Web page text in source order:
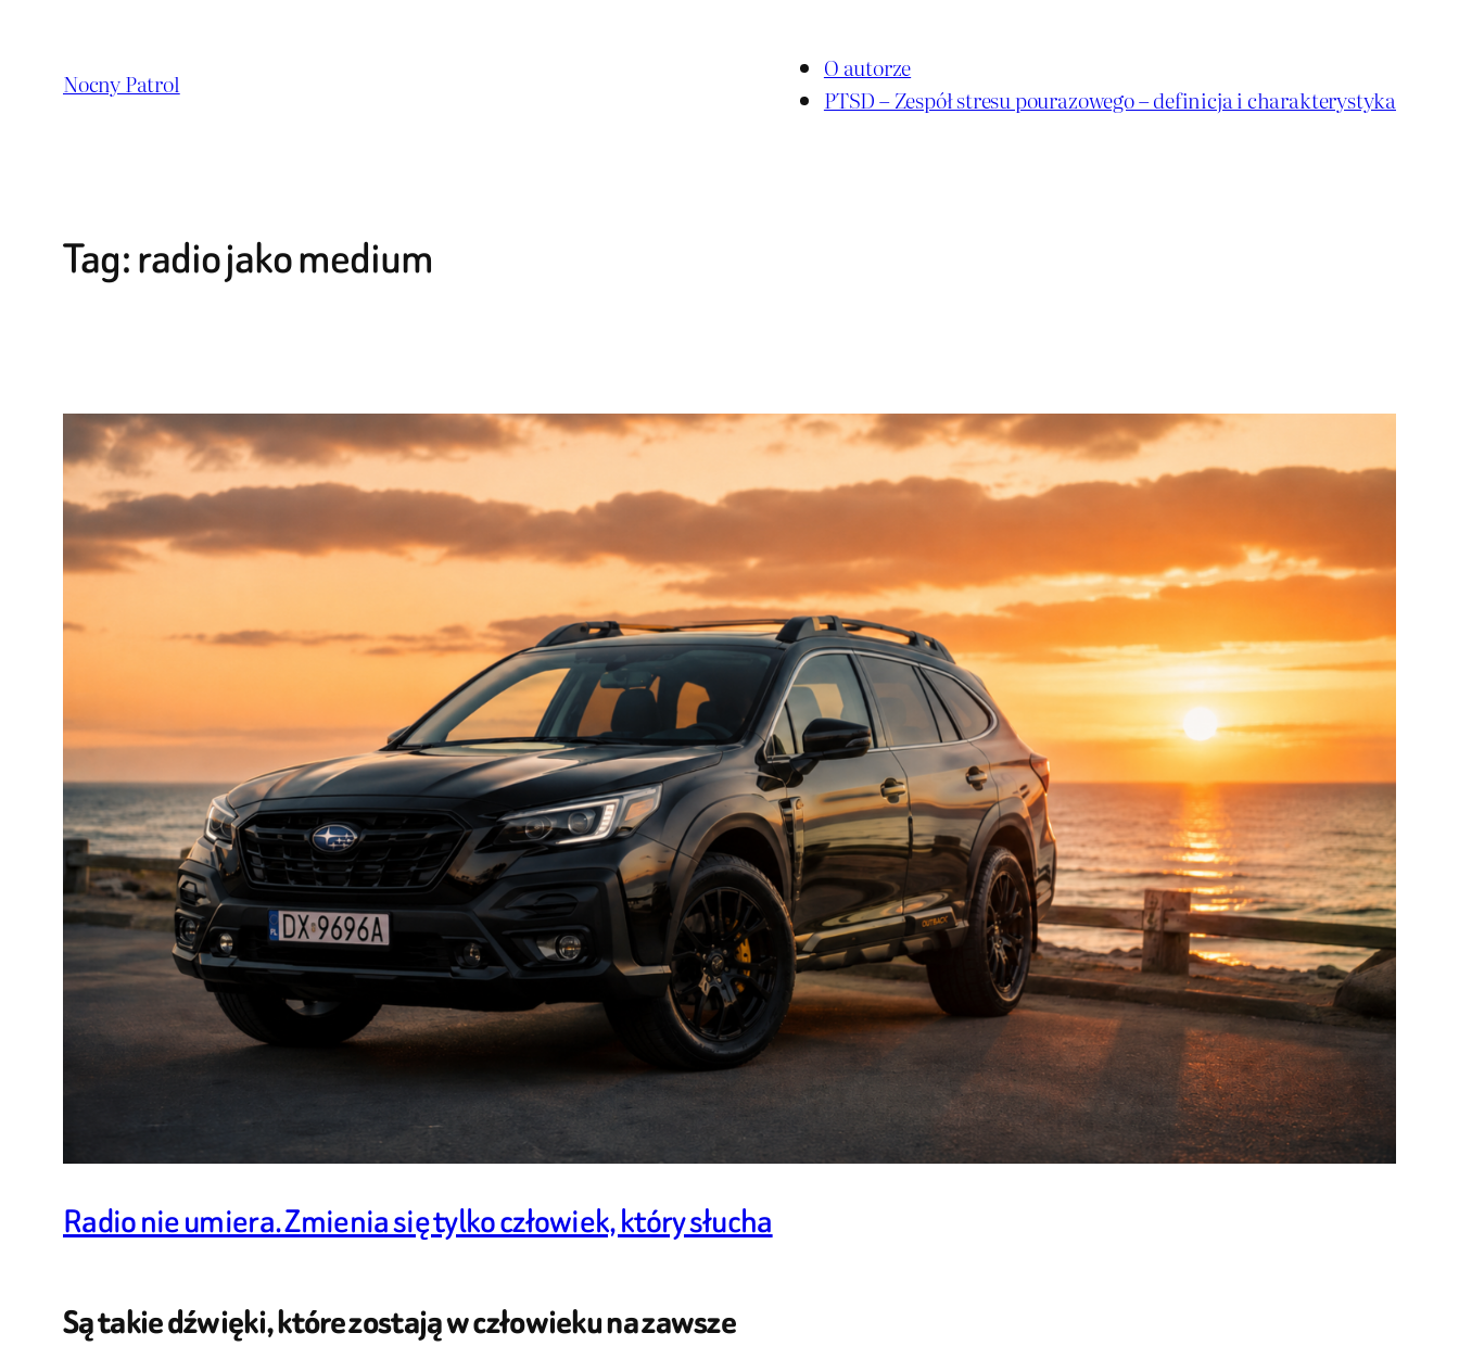
Nocny Patrol
O autorze
PTSD – Zespół stresu pourazowego – definicja i charakterystyka
Tag:radio jako medium
Radio nie umiera. Zmienia się tylko człowiek, który słucha
Są takie dźwięki, które zostają w człowieku na zawsze